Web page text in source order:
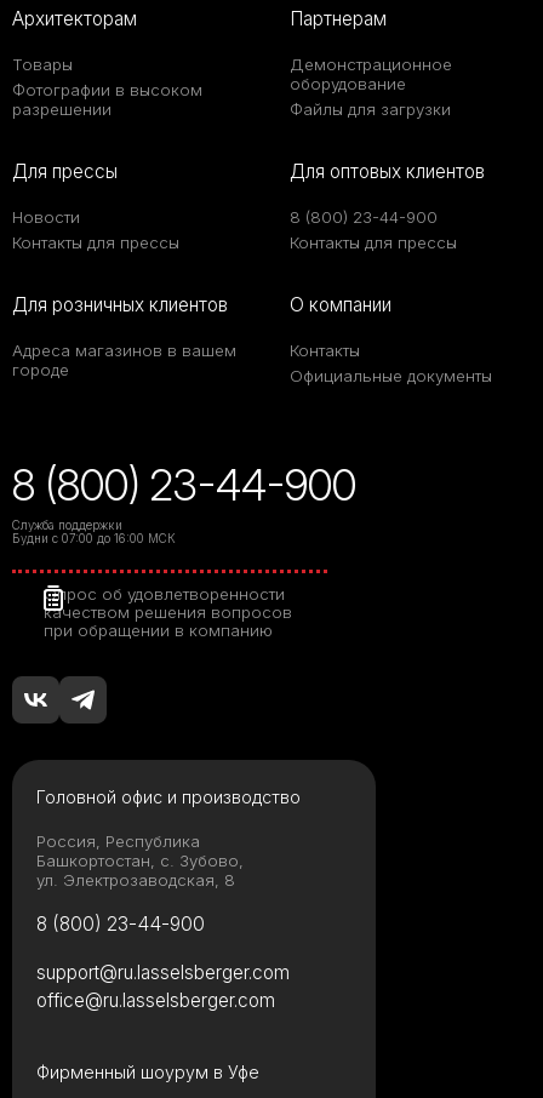
Архитекторам
Товары
Фотографии в высоком
разрешении
Партнерам
Демонстрационное
оборудование
Файлы для загрузки
Для прессы
Новости
Контакты для прессы
Для оптовых клиентов
8 (800) 23-44-900
Контакты для прессы
Для розничных клиентов
Адреса магазинов в вашем
городе
О компании
Контакты
Официальные документы
8 (800) 23-44-900
Служба поддержки
Будни с 07:00 до 16:00 МСК
Опрос об удовлетворенности
качеством решения вопросов
при обращении в компанию
Головной офис и производство
Россия, Республика
Башкортостан, с. Зубово,
ул. Электрозаводская, 8
8 (800) 23-44-900
Фирменный шоурум в Уфе
support@ru.lasselsberger.com
office@ru.lasselsberger.com